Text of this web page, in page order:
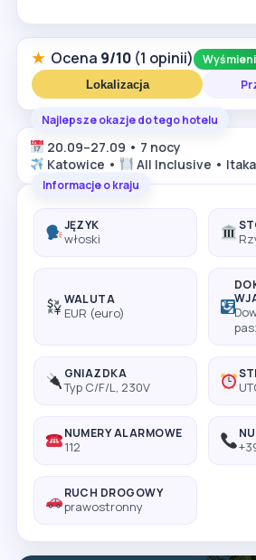
★ Ocena 9/10 (1 opinii)
Lokalizacja
Najlepsze okazje do tego hotelu
20.09–27.09 • 7 nocy
Katowice •
All Inclusive • Itaka
Informacje o kraju
JĘZYK
włoski
WALUTA
EUR (euro)
GNIAZDKA
Typ C/F/L, 230V
NUMERY ALARMOWE
112
RUCH DROGOWY
prawostronny